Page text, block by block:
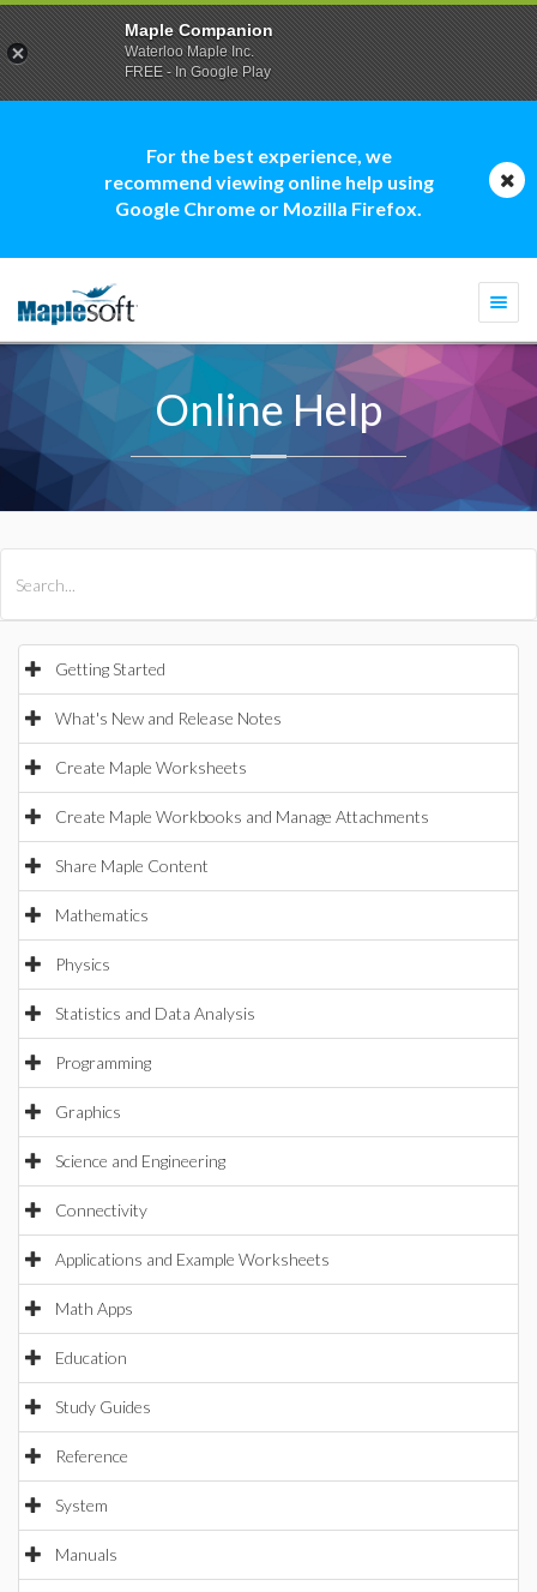
For the best experience, we
recommend viewing online help using
Google Chrome or Mozilla Firefox.
Online Help
Getting Started
What's New and Release Notes
Create Maple Worksheets
Create Maple Workbooks and Manage Attachments
Share Maple Content
Mathematics
Physics
Statistics and Data Analysis
Programming
Graphics
Science and Engineering
Connectivity
Applications and Example Worksheets
Math Apps
Education
Study Guides
Reference
System
Manuals
Maple Companion
Waterloo Maple Inc.
FREE - In Google Play